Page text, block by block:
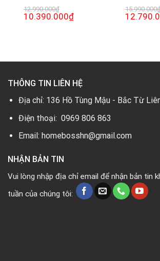
12.990.000₫
Giá
gốc
10.390.000₫Giá
hiện
15.990.000
Giá
gốc
THÔNG TIN LIÊN HỆ
Địa chỉ: 136 Hồ Tùng Mậu - Bắc Từ
Điện thoại: 0969 806 863
Email: homebosshn@gmail.com
NHẬN BẢN TIN
Vui lòng nhập địa chỉ email để nhận bản tin
tuần của chúng tôi: